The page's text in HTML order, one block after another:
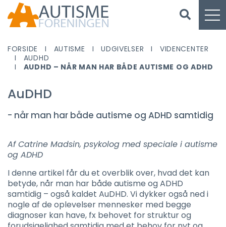
FORSIDE AUTISME UDGIVELSER
VIDENCENTER
AUDHD
AUDHD – NÅR MAN HAR BÅDE AUTISME OG ADHD
AuDHD
- når man har både autisme og ADHD samtidig
Af Catrine Madsin, psykolog med speciale i autisme
og ADHD
I denne artikel får du et overblik over, hvad det kan
betyde, når man har både autisme og ADHD
samtidig – også kaldet AuDHD. Vi dykker også ned i
nogle af de oplevelser mennesker med begge
diagnoser kan have, fx behovet for struktur og